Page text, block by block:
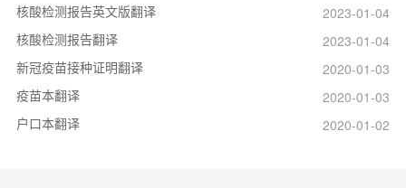
核酸检测报告英文版翻译
2023-01-04
核酸检测报告翻译
2023-01-04
新冠疫苗接种证明翻译
2020-01-03
疫苗本翻译
2020-01-03
户口本翻译
2020-01-02